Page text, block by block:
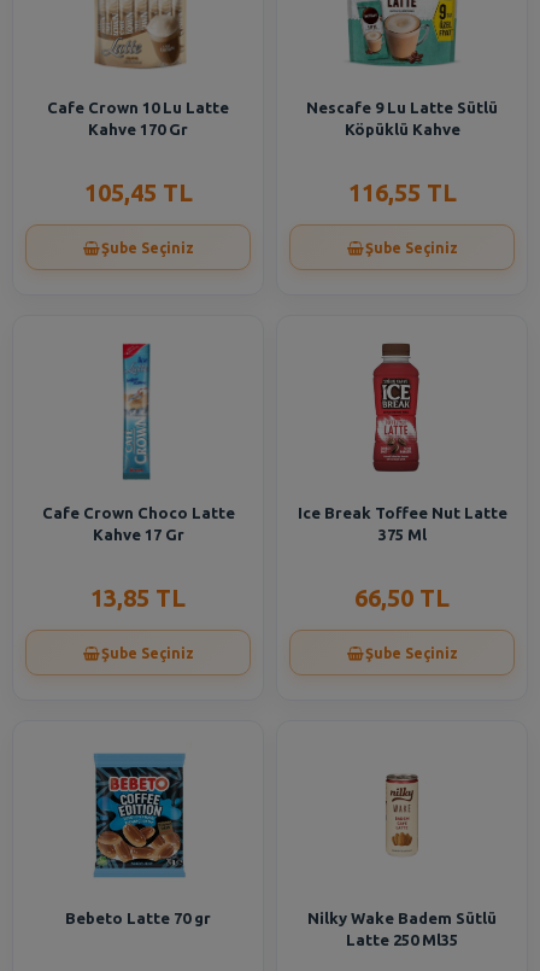
Cafe Crown 10 Lu Latte
Kahve 170 Gr
105,45 TL
Şube Seçiniz
Nescafe 9 Lu Latte Sütlü
Köpüklü Kahve
116,55 TL
Şube Seçiniz
Cafe Crown Choco Latte
Kahve 17 Gr
13,85 TL
Şube Seçiniz
Ice Break Toffee Nut Latte
375 Ml
66,50 TL
Şube Seçiniz
Bebeto Latte 70 gr
Nilky Wake Badem Sütlü
Latte 250 Ml35